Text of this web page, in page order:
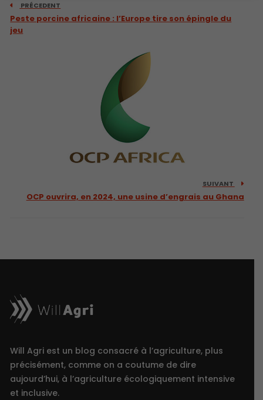
PRÉCEDENT
Peste porcine africaine : l’Europe tire son épingle du
jeu
SUIVANT
OCP ouvrira, en 2024, une usine d’engrais au Ghana
Will Agri est un blog consacré à l’agriculture, plus
précisément, comme on a coutume de dire
aujourd’hui, à l’agriculture écologiquement intensive
et inclusive.